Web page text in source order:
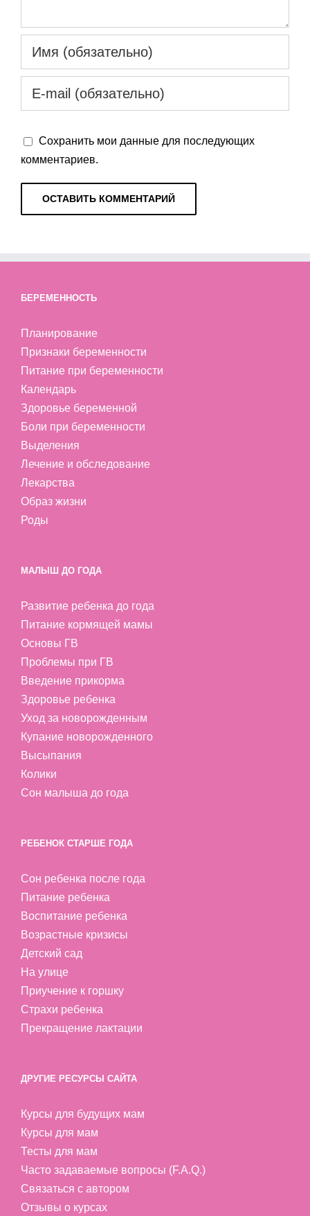
Сохранить мои данные для последующих
комментариев.
БЕРЕМЕННОСТЬ
Планирование
Признаки беременности
Питание при беременности
Календарь
Здоровье беременной
Боли при беременности
Выделения
Лечение и обследование
Лекарства
Образ жизни
Роды
МАЛЫШ ДО ГОДА
Развитие ребенка до года
Питание кормящей мамы
Основы ГВ
Проблемы при ГВ
Введение прикорма
Здоровье ребенка
Уход за новорожденным
Купание новорожденного
Высыпания
Колики
Сон малыша до года
РЕБЕНОК СТАРШЕ ГОДА
Сон ребенка после года
Питание ребенка
Воспитание ребенка
Возрастные кризисы
Детский сад
На улице
Приучение к горшку
Страхи ребенка
Прекращение лактации
ДРУГИЕ РЕСУРСЫ САЙТА
Курсы для будущих мам
Курсы для мам
Тесты для мам
Часто задаваемые вопросы (F.A.Q.)
Связаться с автором
Отзывы о курсах